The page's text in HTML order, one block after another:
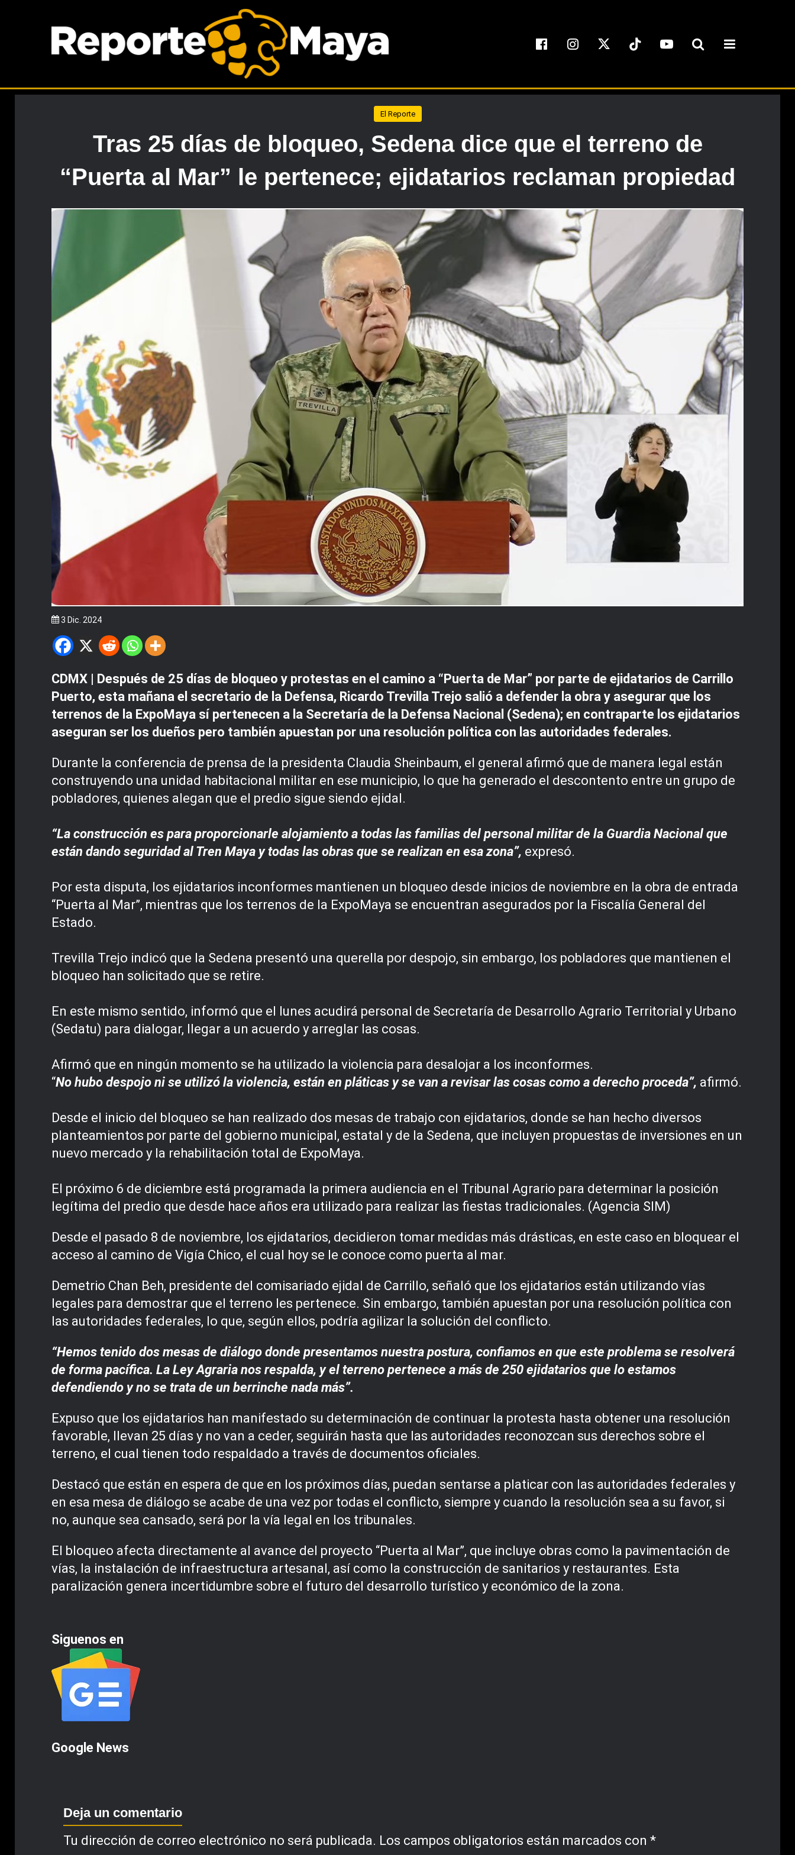
El Reporte
Tras 25 días de bloqueo, Sedena dice que el terreno de
“Puerta al Mar” le pertenece; ejidatarios reclaman propiedad
3 Dic. 2024
CDMX | Después de 25 días de bloqueo y protestas en el camino a “Puerta de Mar” por parte de ejidatarios de Carrillo
Puerto, esta mañana el secretario de la Defensa, Ricardo Trevilla Trejo salió a defender la obra y asegurar que los
terrenos de la ExpoMaya sí pertenecen a la Secretaría de la Defensa Nacional (Sedena); en contraparte los ejidatarios
aseguran ser los dueños pero también apuestan por una resolución política con las autoridades federales.
Durante la conferencia de prensa de la presidenta Claudia Sheinbaum, el general afirmó que de manera legal están
construyendo una unidad habitacional militar en ese municipio, lo que ha generado el descontento entre un grupo de
pobladores, quienes alegan que el predio sigue siendo ejidal.
“La construcción es para proporcionarle alojamiento a todas las familias del personal militar de la Guardia Nacional que
están dando seguridad al Tren Maya y todas las obras que se realizan en esa zona”, expresó.
Por esta disputa, los ejidatarios inconformes mantienen un bloqueo desde inicios de noviembre en la obra de entrada
“Puerta al Mar”, mientras que los terrenos de la ExpoMaya se encuentran asegurados por la Fiscalía General del
Estado.
Trevilla Trejo indicó que la Sedena presentó una querella por despojo, sin embargo, los pobladores que mantienen el
bloqueo han solicitado que se retire.
En este mismo sentido, informó que el lunes acudirá personal de Secretaría de Desarrollo Agrario Territorial y Urbano
(Sedatu) para dialogar, llegar a un acuerdo y arreglar las cosas.
Afirmó que en ningún momento se ha utilizado la violencia para desalojar a los inconformes.
“No hubo despojo ni se utilizó la violencia, están en pláticas y se van a revisar las cosas como a derecho proceda”, afirmó.
Desde el inicio del bloqueo se han realizado dos mesas de trabajo con ejidatarios, donde se han hecho diversos
planteamientos por parte del gobierno municipal, estatal y de la Sedena, que incluyen propuestas de inversiones en un
nuevo mercado y la rehabilitación total de ExpoMaya.
El próximo 6 de diciembre está programada la primera audiencia en el Tribunal Agrario para determinar la posición
legítima del predio que desde hace años era utilizado para realizar las fiestas tradicionales. (Agencia SIM)
Desde el pasado 8 de noviembre, los ejidatarios, decidieron tomar medidas más drásticas, en este caso en bloquear el
acceso al camino de Vigía Chico, el cual hoy se le conoce como puerta al mar.
Demetrio Chan Beh, presidente del comisariado ejidal de Carrillo, señaló que los ejidatarios están utilizando vías
legales para demostrar que el terreno les pertenece. Sin embargo, también apuestan por una resolución política con
las autoridades federales, lo que, según ellos, podría agilizar la solución del conflicto.
“Hemos tenido dos mesas de diálogo donde presentamos nuestra postura, confiamos en que este problema se resolverá
de forma pacífica. La Ley Agraria nos respalda, y el terreno pertenece a más de 250 ejidatarios que lo estamos
defendiendo y no se trata de un berrinche nada más”.
Expuso que los ejidatarios han manifestado su determinación de continuar la protesta hasta obtener una resolución
favorable, llevan 25 días y no van a ceder, seguirán hasta que las autoridades reconozcan sus derechos sobre el
terreno, el cual tienen todo respaldado a través de documentos oficiales.
Destacó que están en espera de que en los próximos días, puedan sentarse a platicar con las autoridades federales y
en esa mesa de diálogo se acabe de una vez por todas el conflicto, siempre y cuando la resolución sea a su favor, si
no, aunque sea cansado, será por la vía legal en los tribunales.
El bloqueo afecta directamente al avance del proyecto “Puerta al Mar”, que incluye obras como la pavimentación de
vías, la instalación de infraestructura artesanal, así como la construcción de sanitarios y restaurantes. Esta
paralización genera incertidumbre sobre el futuro del desarrollo turístico y económico de la zona.
Siguenos en
Google News
Deja un comentario
Tu dirección de correo electrónico no será publicada. Los campos obligatorios están marcados con *